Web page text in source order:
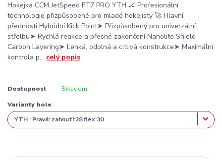
Hokejka CCM JetSpeed FT7 PRO YTH 🏒 Profesionální
technologie přizpůsobené pro mladé hokejisty 🚀 Hlavní
přednosti Hybridní Kick Point➤ Přizpůsobený pro univerzální
střelbu➤ Rychlá reakce a přesné zakončení Nanolite Shield
Carbon Layering➤ Lehká, odolná a citlivá konstrukce➤ Maximální
kontrola p... celý popis
Dostupnost Skladem
Varianty hole